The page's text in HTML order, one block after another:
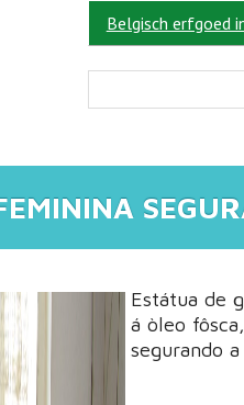
Belgisch erfgoed
Estátua de
á òleo
segurando